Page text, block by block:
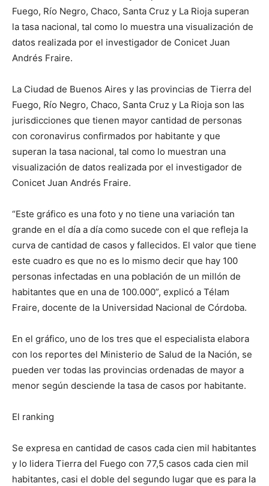
Fuego, Río Negro, Chaco, Santa Cruz y La Rioja superan
la tasa nacional, tal como lo muestra una visualización de
datos realizada por el investigador de Conicet Juan
Andrés Fraire.
La Ciudad de Buenos Aires y las provincias de Tierra del
Fuego, Río Negro, Chaco, Santa Cruz y La Rioja son las
jurisdicciones que tienen mayor cantidad de personas
con coronavirus confirmados por habitante y que
superan la tasa nacional, tal como lo muestran una
visualización de datos realizada por el investigador de
Conicet Juan Andrés Fraire.
“Este gráfico es una foto y no tiene una variación tan
grande en el día a día como sucede con el que refleja la
curva de cantidad de casos y fallecidos. El valor que tiene
este cuadro es que no es lo mismo decir que hay 100
personas infectadas en una población de un millón de
habitantes que en una de 100.000”, explicó a Télam
Fraire, docente de la Universidad Nacional de Córdoba.
En el gráfico, uno de los tres que el especialista elabora
con los reportes del Ministerio de Salud de la Nación, se
pueden ver todas las provincias ordenadas de mayor a
menor según desciende la tasa de casos por habitante.
El ranking
Se expresa en cantidad de casos cada cien mil habitantes
y lo lidera Tierra del Fuego con 77,5 casos cada cien mil
habitantes, casi el doble del segundo lugar que es para la